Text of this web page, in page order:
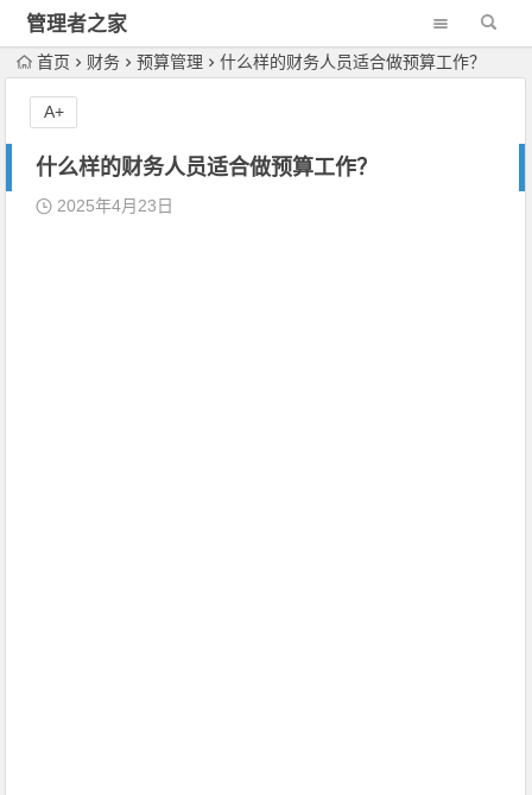
管理者之家
首页 财务 预算管理 什么样的财务人员适合做预算工作？
什么样的财务人员适合做预算工作？
2025年4月23日
A+